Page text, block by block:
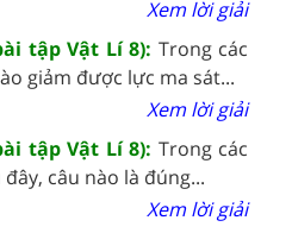
Xem lời giải
tập Vật Lí 8): Trong các
giảm được lực ma sát...
Xem lời giải
tập Vật Lí 8): Trong các
câu nào là đúng...
Xem lời giải